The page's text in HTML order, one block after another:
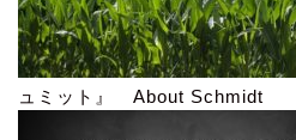
ュミット』 About Schmidt